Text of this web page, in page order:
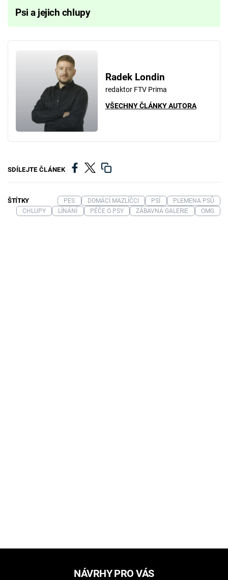
Psi a jejich chlupy
Radek Londin
redaktor FTV Prima
VŠECHNY ČLÁNKY AUTORA
SDÍLEJTE ČLÁNEK
ŠTÍTKY PES DOMÁCÍ MAZLÍČCI PSÍ
PLEMENA PSŮ
CHLUPY
LÍNÁNÍ PÉČE O PSY ZÁBAVNÁ GALERIE OMG
NÁVRHY PRO VÁS